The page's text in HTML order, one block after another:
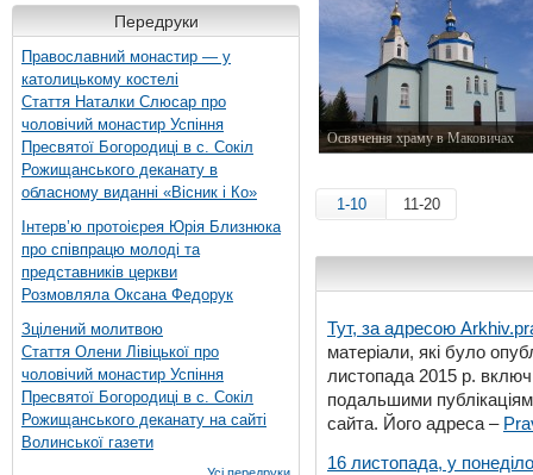
Передруки
Православний монастир — у
католицькому костелі
Стаття Наталки Слюсар про
чоловічий монастир Успіння
Пресвятої Богородиці в с. Сокіл
Рожищанського деканату в
обласному виданні «Вісник і Ко»
Інтерв’ю протоієрея Юрія Близнюка
про співпрацю молоді та
представників церкви
Розмовляла Оксана Федорук
Зцілений молитвою
Стаття Олени Лівіцької про
чоловічий монастир Успіння
Пресвятої Богородиці в с. Сокіл
Рожищанського деканату на сайті
Волинської газети
Освячення храму в Маковичах
1-10 11-20
Тут, за адресою
матеріали, які було
листопада 2015 р.
подальшими
сайта. Його адреса –
16 листопада, у